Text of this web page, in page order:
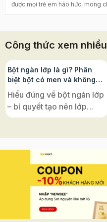
Công thức xem nhiều
Bột ngàn lớp là gì? Phân
biệt bột có men và không
men, ứng dụng phổ biến
Hiểu đúng về bột ngàn lớp
– bí quyết tạo nên lớp
bánh giòn tan, xốp nhẹ
mẩn những chiếc croissant
vàng ruộm, bánh
Napoleon giòn rụm, hay
chiếc vol-au-vent nhỏ xinh
bày trong tiệc trà, thì tất cả
đều có một “nguyên liệu